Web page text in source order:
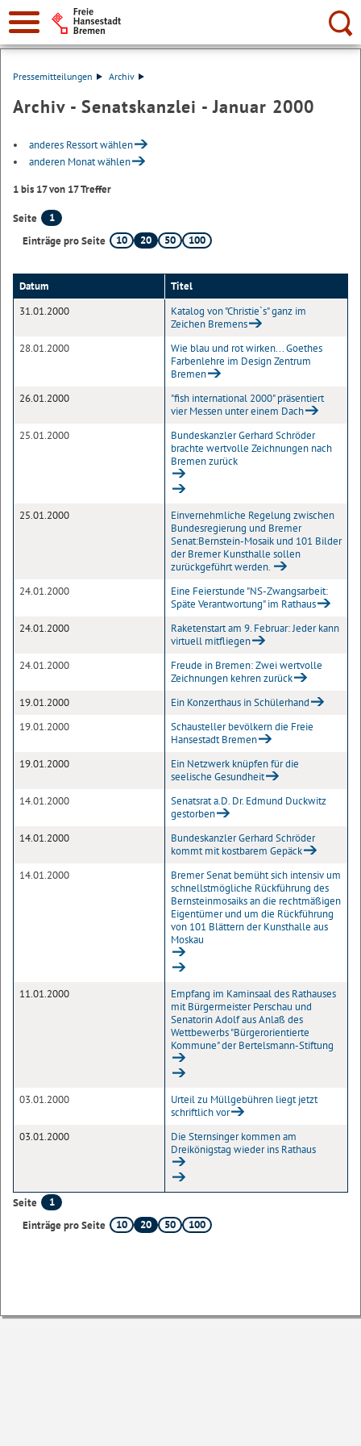
Suche:
Pressemitteilungen Archiv
Archiv - Senatskanzlei - Januar 2000
anderes Ressort wählen
anderen Monat wählen
1 bis 17 von 17 Treffer
Seite
1
Einträge pro Seite
10 20 50 100
Datum
Titel
31.01.2000
Katalog von "Christie`s" ganz im
Zeichen Bremens
28.01.2000
Wie blau und rot wirken... Goethes
Farbenlehre im Design Zentrum
Bremen
26.01.2000
"fish international 2000" präsentiert
vier Messen unter einem Dach
25.01.2000
Bundeskanzler Gerhard Schröder
brachte wertvolle Zeichnungen nach
Bremen zurück
25.01.2000
Einvernehmliche Regelung zwischen
Bundesregierung und Bremer
Senat:Bernstein-Mosaik und 101 Bilder
der Bremer Kunsthalle sollen
zurückgeführt werden.
24.01.2000
Eine Feierstunde "NS-Zwangsarbeit:
Späte Verantwortung" im Rathaus
24.01.2000
Raketenstart am 9. Februar: Jeder kann
virtuell mitfliegen
24.01.2000
Freude in Bremen: Zwei wertvolle
Zeichnungen kehren zurück
19.01.2000
Ein Konzerthaus in Schülerhand
19.01.2000
Schausteller bevölkern die Freie
Hansestadt Bremen
19.01.2000
Ein Netzwerk knüpfen für die
seelische Gesundheit
14.01.2000
Senatsrat a.D. Dr. Edmund Duckwitz
gestorben
14.01.2000
Bundeskanzler Gerhard Schröder
kommt mit kostbarem Gepäck
14.01.2000
Bremer Senat bemüht sich intensiv um
schnellstmögliche Rückführung des
Bernsteinmosaiks an die rechtmäßigen
Eigentümer und um die Rückführung
von 101 Blättern der Kunsthalle aus
Moskau
11.01.2000
Empfang im Kaminsaal des Rathauses
mit Bürgermeister Perschau und
Senatorin Adolf aus Anlaß des
Wettbewerbs "Bürgerorientierte
Kommune" der Bertelsmann-Stiftung
03.01.2000
Urteil zu Müllgebühren liegt jetzt
schriftlich vor
03.01.2000
Die Sternsinger kommen am
Dreikönigstag wieder ins Rathaus
Seite
1
Einträge pro Seite
10 20 50 100